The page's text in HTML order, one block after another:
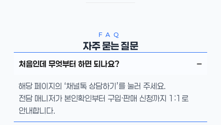
FAQ
자주 묻는 질문
처음인데 무엇부터 하면 되나요?
해당 페이지의 ‘채널톡 상담하기’를 눌러 주세요.
전담 매니저가 본인확인부터 구입·판매 신청까지 1:1로
안내합니다.